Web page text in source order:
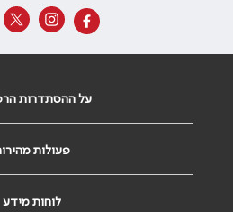
על ההסתדרות
פעולות
לוחות מידע